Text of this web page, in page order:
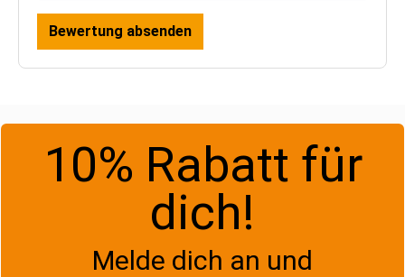
Bewertung absenden
10% Rabatt für
dich!
Melde dich an und